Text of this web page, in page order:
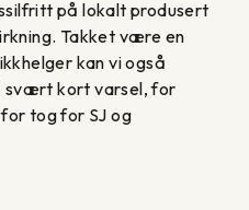
på lokalt produsert
Takket være en
kan vi også
svært kort varsel, for
tog for SJ og